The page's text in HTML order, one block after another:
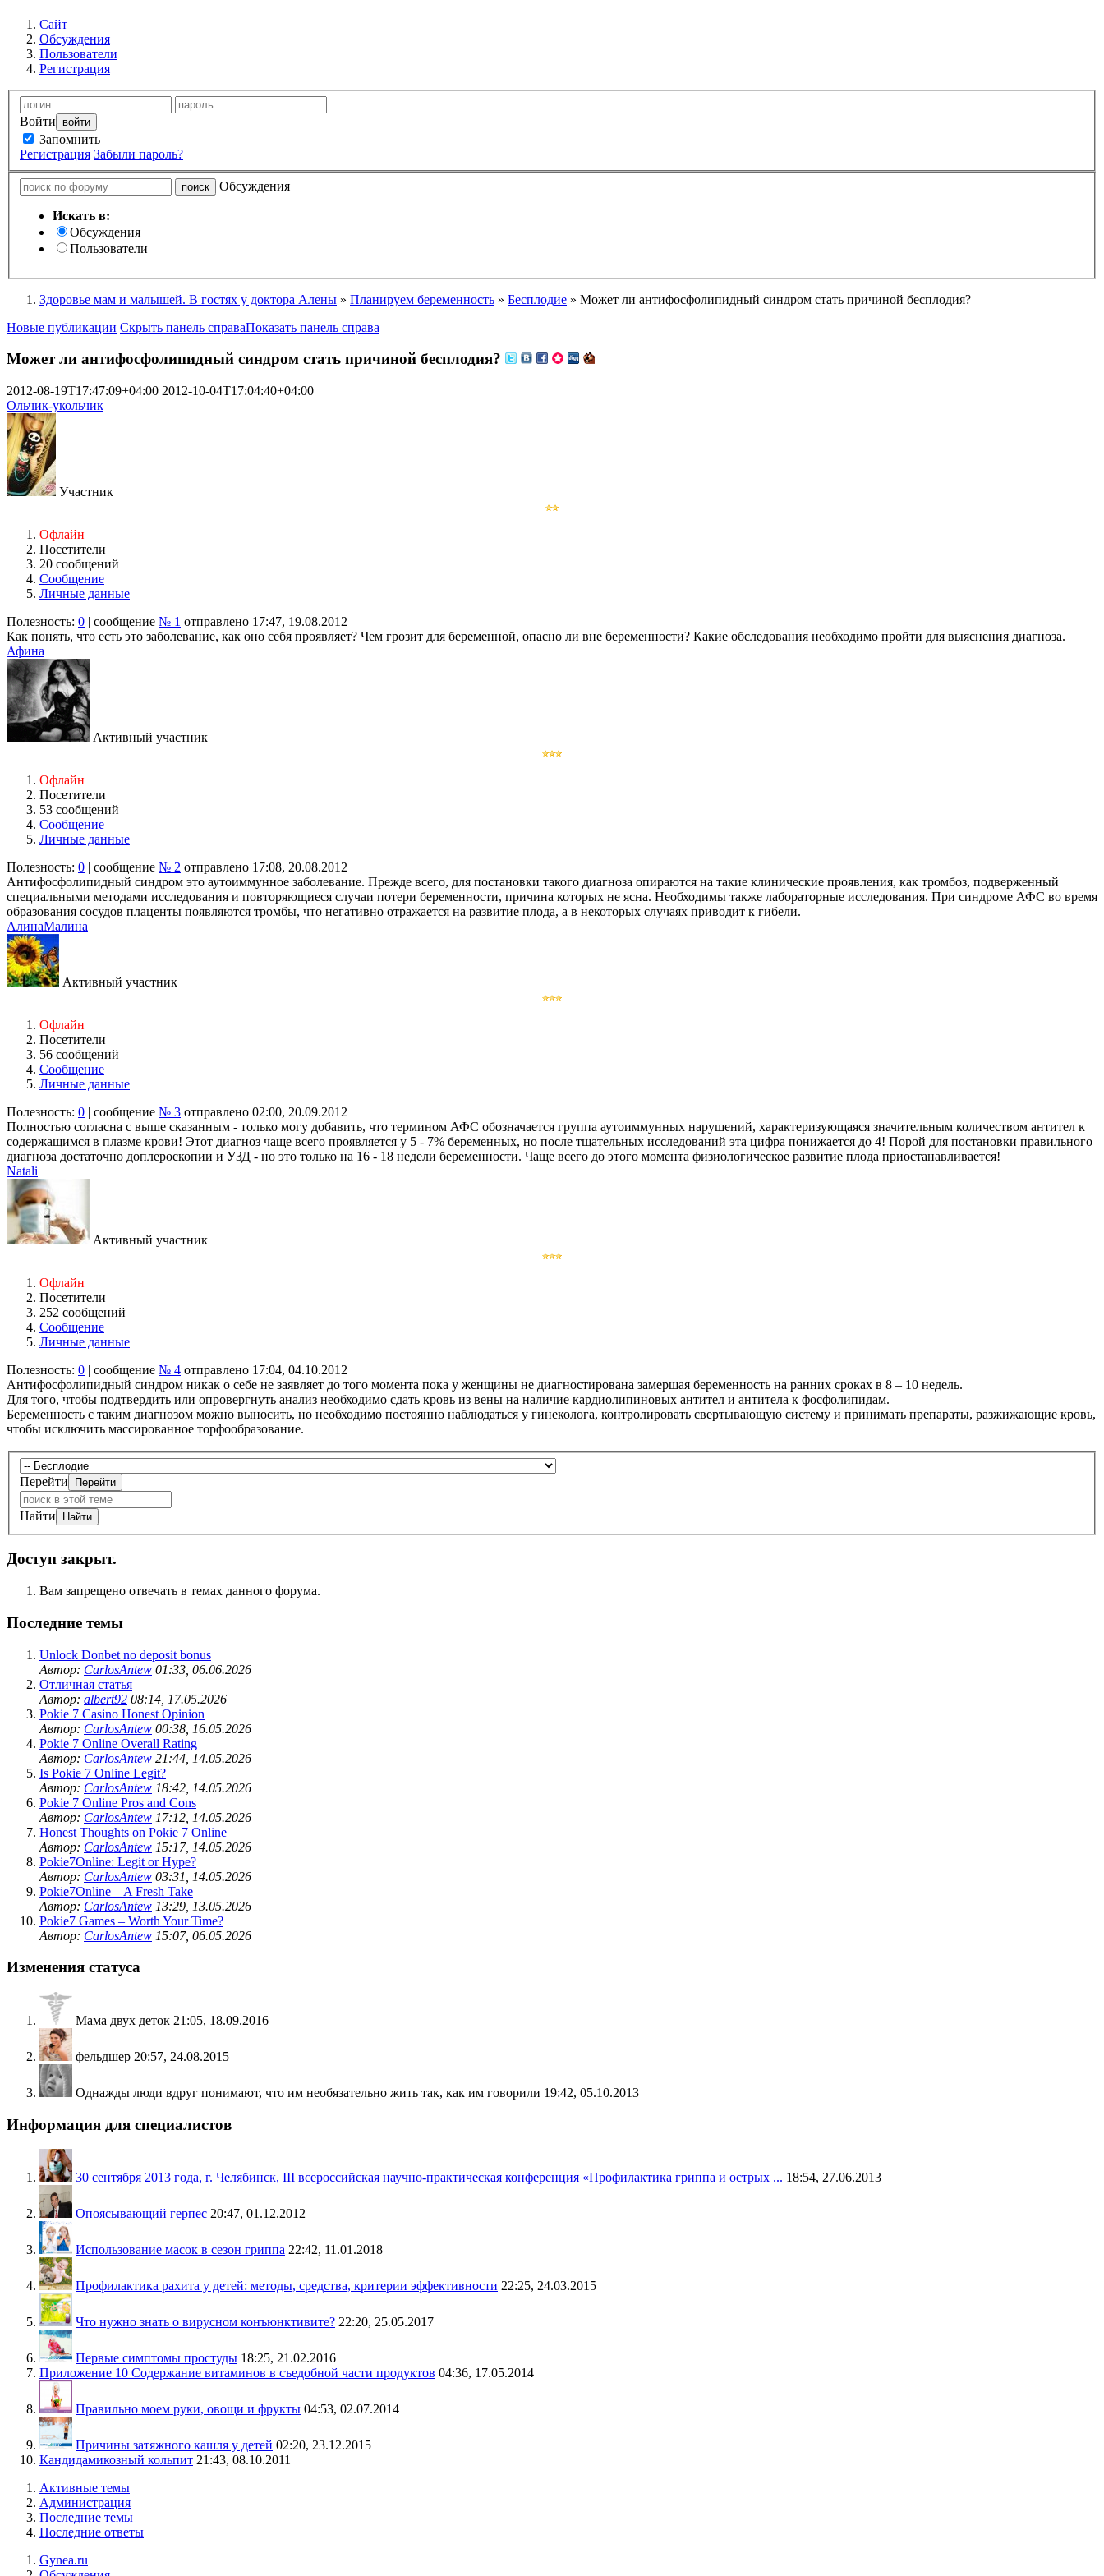
Сайт
Обсуждения
Пользователи
Регистрация
Войти
Запомнить
Регистрация Забыли пароль?
Обсуждения
Искать в:
Обсуждения
Пользователи
Здоровье мам и малышей. В гостях у доктора Алены » Планируем беременность » Бесплодие » Может ли антифосфолипидный синдром стать причиной бесплодия?
Новые публикации Скрыть панель справаПоказать панель справа
Может ли антифосфолипидный синдром стать причиной бесплодия?
2012-08-19T17:47:09+04:00 2012-10-04T17:04:40+04:00
Ольчик-укольчик
Участник
Офлайн
Посетители
20 сообщений
Сообщение
Личные данные
Полезность: 0 | сообщение № 1 отправлено 17:47, 19.08.2012
Как понять, что есть это заболевание, как оно себя проявляет? Чем грозит для беременной, опасно ли вне беременности? Какие обследования необходимо пройти для выяснения диагноза.
Афина
Активный участник
Офлайн
Посетители
53 сообщений
Сообщение
Личные данные
Полезность: 0 | сообщение № 2 отправлено 17:08, 20.08.2012
Антифосфолипидный синдром это аутоиммунное заболевание. Прежде всего, для постановки такого диагноза опираются на такие клинические проявления, как тромбоз, подверженный
специальными методами исследования и повторяющиеся случаи потери беременности, причина которых не ясна. Необходимы также лабораторные исследования. При синдроме АФС во время
образования сосудов плаценты появляются тромбы, что негативно отражается на развитие плода, а в некоторых случаях приводит к гибели.
АлинаМалина
Активный участник
Офлайн
Посетители
56 сообщений
Сообщение
Личные данные
Полезность: 0 | сообщение № 3 отправлено 02:00, 20.09.2012
Полностью согласна с выше сказанным - только могу добавить, что термином АФС обозначается группа аутоиммунных нарушений, характеризующаяся значительным количеством антител к
содержащимся в плазме крови! Этот диагноз чаще всего проявляется у 5 - 7% беременных, но после тщательных исследований эта цифра понижается до 4! Порой для постановки правильного
диагноза достаточно доплероскопии и УЗД - но это только на 16 - 18 недели беременности. Чаще всего до этого момента физиологическое развитие плода приостанавливается!
Natali
Активный участник
Офлайн
Посетители
252 сообщений
Сообщение
Личные данные
Полезность: 0 | сообщение № 4 отправлено 17:04, 04.10.2012
Антифосфолипидный синдром никак о себе не заявляет до того момента пока у женщины не диагностирована замершая беременность на ранних сроках в 8 – 10 недель.
Для того, чтобы подтвердить или опровергнуть анализ необходимо сдать кровь из вены на наличие кардиолипиновых антител и антитела к фосфолипидам.
Беременность с таким диагнозом можно выносить, но необходимо постоянно наблюдаться у гинеколога, контролировать свертывающую систему и принимать препараты, разжижающие кровь,
чтобы исключить массированное торфообразование.
Перейти
Найти
Доступ закрыт.
Вам запрещено отвечать в темах данного форума.
Последние темы
Unlock Donbet no deposit bonus
Автор: CarlosAntew 01:33, 06.06.2026
Отличная статья
Автор: albert92 08:14, 17.05.2026
Pokie 7 Casino Honest Opinion
Автор: CarlosAntew 00:38, 16.05.2026
Pokie 7 Online Overall Rating
Автор: CarlosAntew 21:44, 14.05.2026
Is Pokie 7 Online Legit?
Автор: CarlosAntew 18:42, 14.05.2026
Pokie 7 Online Pros and Cons
Автор: CarlosAntew 17:12, 14.05.2026
Honest Thoughts on Pokie 7 Online
Автор: CarlosAntew 15:17, 14.05.2026
Pokie7Online: Legit or Hype?
Автор: CarlosAntew 03:31, 14.05.2026
Pokie7Online – A Fresh Take
Автор: CarlosAntew 13:29, 13.05.2026
Pokie7 Games – Worth Your Time?
Автор: CarlosAntew 15:07, 06.05.2026
Изменения статуса
Мама двух деток 21:05, 18.09.2016
фельдшер 20:57, 24.08.2015
Однажды люди вдруг понимают, что им необязательно жить так, как им говорили 19:42, 05.10.2013
Информация для специалистов
30 сентября 2013 года, г. Челябинск, III всероссийская научно-практическая конференция «Профилактика гриппа и острых ... 18:54, 27.06.2013
Опоясывающий герпес 20:47, 01.12.2012
Использование масок в сезон гриппа 22:42, 11.01.2018
Профилактика рахита у детей: методы, средства, критерии эффективности 22:25, 24.03.2015
Что нужно знать о вирусном конъюнктивите? 22:20, 25.05.2017
Первые симптомы простуды 18:25, 21.02.2016
Приложение 10 Содержание витаминов в съедобной части продуктов 04:36, 17.05.2014
Правильно моем руки, овощи и фрукты 04:53, 02.07.2014
Причины затяжного кашля у детей 02:20, 23.12.2015
Кандидамикозный кольпит 21:43, 08.10.2011
Активные темы
Администрация
Последние темы
Последние ответы
Gynea.ru